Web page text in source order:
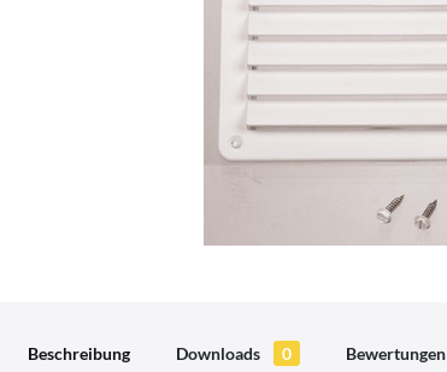
Beschreibung Downloads 0 Bewertungen